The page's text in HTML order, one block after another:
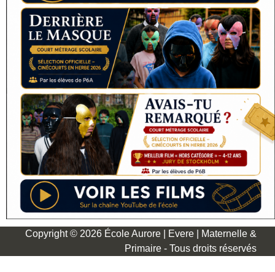
Copyright © 2026 École Aurore | Evere | Maternelle &
Primaire - Tous droits réservés